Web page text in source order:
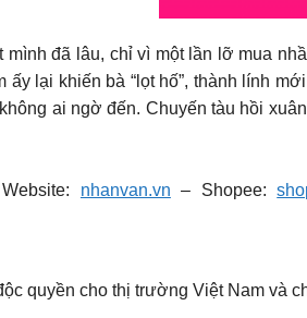
mình đã lâu, chỉ vì một lần lỡ mua
lại khiến bà “lọt hố”, thành lính
ai ngờ đến. Chuyến tàu hồi
nhanvan.vn – Shopee:
quyền cho thị trường Việt Nam và